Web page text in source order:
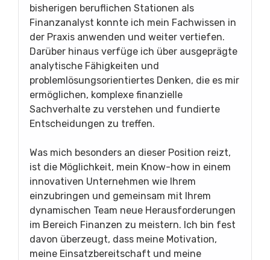
bisherigen beruflichen Stationen als
Finanzanalyst konnte ich mein Fachwissen in
der Praxis anwenden und weiter vertiefen.
Darüber hinaus verfüge ich über ausgeprägte
analytische Fähigkeiten und
problemlösungsorientiertes Denken, die es mir
ermöglichen, komplexe finanzielle
Sachverhalte zu verstehen und fundierte
Entscheidungen zu treffen.
Was mich besonders an dieser Position reizt,
ist die Möglichkeit, mein Know-how in einem
innovativen Unternehmen wie Ihrem
einzubringen und gemeinsam mit Ihrem
dynamischen Team neue Herausforderungen
im Bereich Finanzen zu meistern. Ich bin fest
davon überzeugt, dass meine Motivation,
meine Einsatzbereitschaft und meine